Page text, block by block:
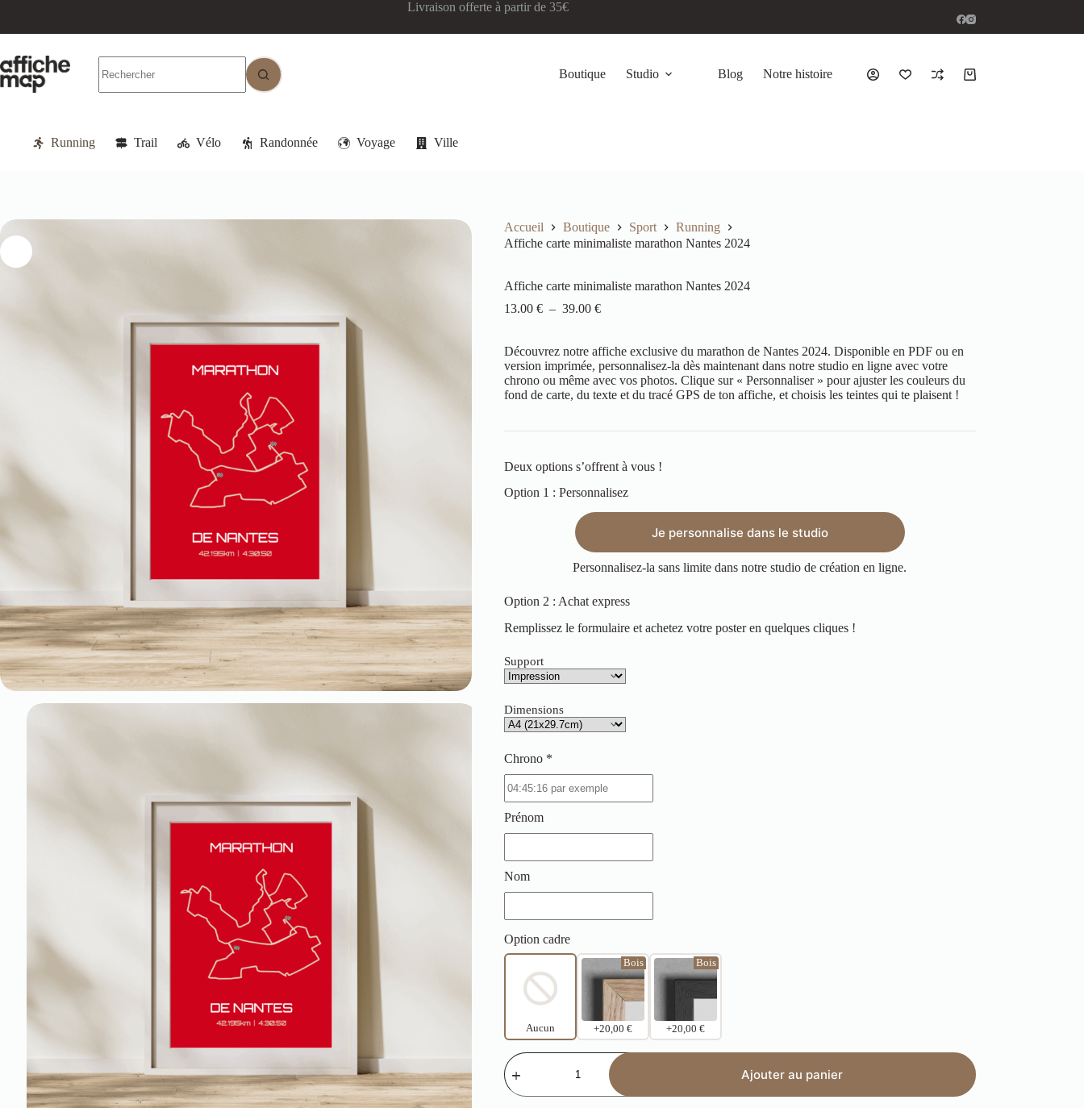
Livraison offerte à partir de 35€
Boutique Studio Blog Notre histoire
Running Trail Vélo Randonnée Voyage Ville
Accueil Boutique Sport
Running
Affiche carte minimaliste marathon Nantes 2024
Affiche carte minimaliste marathon Nantes 2024
13.00 € – 39.00 €
Découvrez notre affiche exclusive du marathon de Nantes 2024. Disponible en PDF ou en
version imprimée, personnalisez-la dès maintenant dans notre studio en ligne avec votre
chrono ou même avec vos photos. Clique sur « Personnaliser » pour ajuster les couleurs du
fond de carte, du texte et du tracé GPS de ton affiche, et choisis les teintes qui te plaisent !
Deux options s’offrent à vous !
Option 1 : Personnalisez
Je personnalise dans le studio
Personnalisez-la sans limite dans notre studio de création en ligne.
Option 2 : Achat express
Remplissez le formulaire et achetez votre poster en quelques cliques !
Support
Dimensions
Chrono *
Prénom
Nom
Option cadre
Aucun
Bois
+20,00 €
Bois
+20,00 €
Ajouter au panier